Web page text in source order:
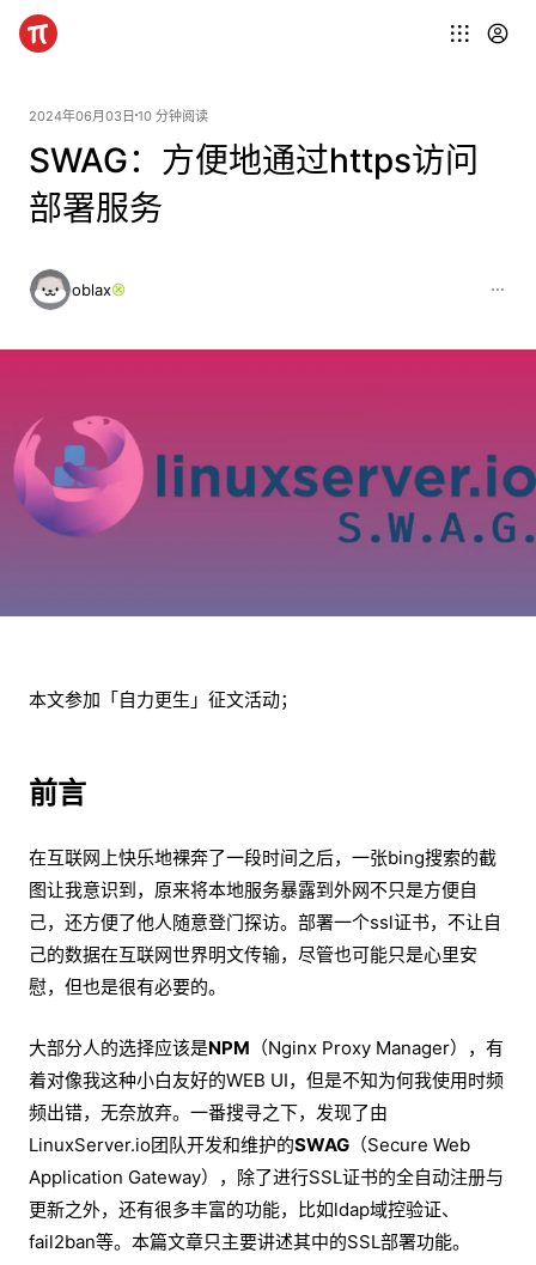
2024年06月03日 10 分钟阅读
SWAG：方便地通过https访问
部署服务
oblax
本文参加「自力更生」征文活动；
前言
在互联网上快乐地裸奔了一段时间之后，一张bing搜索的截
图让我意识到，原来将本地服务暴露到外网不只是方便自
己，还方便了他人随意登门探访。部署一个ssl证书，不让自
己的数据在互联网世界明文传输，尽管也可能只是心里安
慰，但也是很有必要的。
大部分人的选择应该是NPM （Nginx Proxy Manager），有
着对像我这种小白友好的WEB UI，但是不知为何我使用时频
频出错，无奈放弃。一番搜寻之下，发现了由
LinuxServer.io团队开发和维护的SWAG （Secure Web
Application Gateway），除了进行SSL证书的全自动注册与
更新之外，还有很多丰富的功能，比如ldap域控验证、
fail2ban等。本篇文章只主要讲述其中的SSL部署功能。